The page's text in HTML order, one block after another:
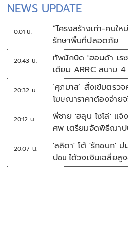
NEWS UPDATE
0:01 น.
“โครงสร้างเก่า-คนใหม่”บีอาร์
รักษาพื้นที่ปลอดภัย
20:43 น.
ทัพนักบิด 'ฮอนด้า เร
เดียม ARRC สนาม
20:32 น.
‘ศุภมาส’ สั่งเข้มตรว
โฆษณาราคาต้องจ่าย
20:12 น.
พี่ชาย 'ฮลุน โซโล่' แจ้
ศพ เตรียมจัดพิธีฌาป
20:07 น.
'ลลิดา' โต้ 'รักชนก' ป
ปชน.ได้วงเงินเฉลี่ยสู